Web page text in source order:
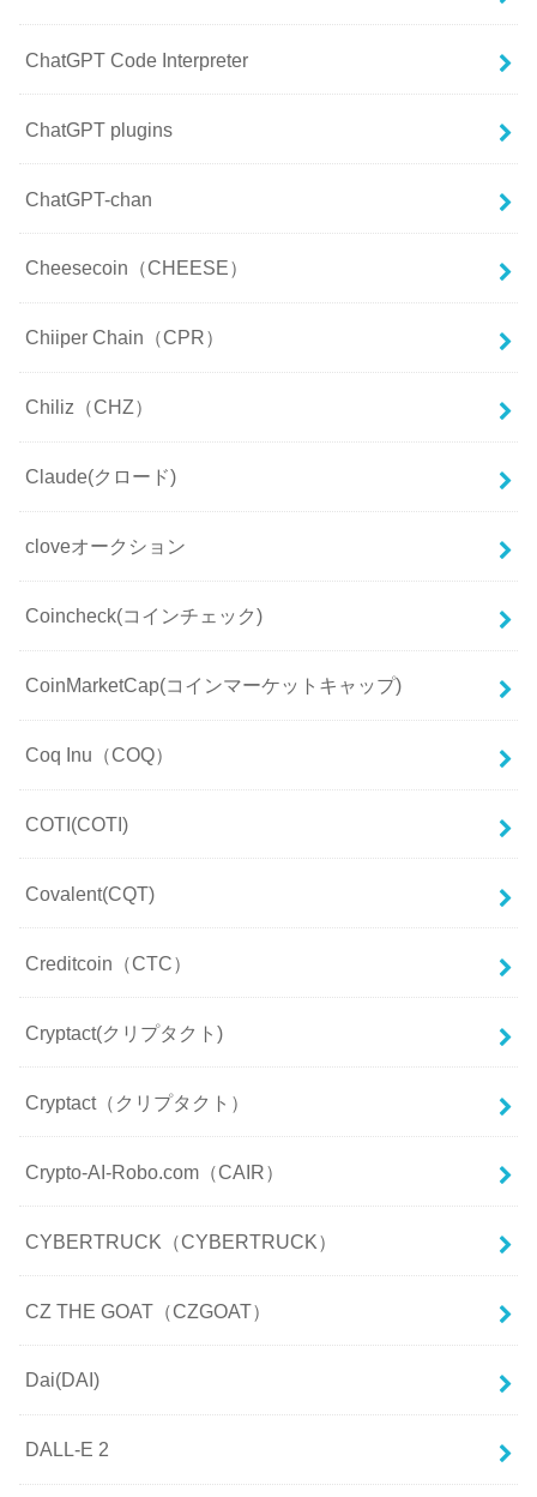
ChatGPT Code Interpreter
ChatGPT plugins
ChatGPT-chan
Cheesecoin（CHEESE）
Chiiper Chain（CPR）
Chiliz（CHZ）
Claude(クロード)
cloveオークション
Coincheck(コインチェック)
CoinMarketCap(コインマーケットキャップ)
Coq Inu（COQ）
COTI(COTI)
Covalent(CQT)
Creditcoin（CTC）
Cryptact(クリプタクト)
Cryptact（クリプタクト）
Crypto-AI-Robo.com（CAIR）
CYBERTRUCK（CYBERTRUCK）
CZ THE GOAT（CZGOAT）
Dai(DAI)
DALL-E 2